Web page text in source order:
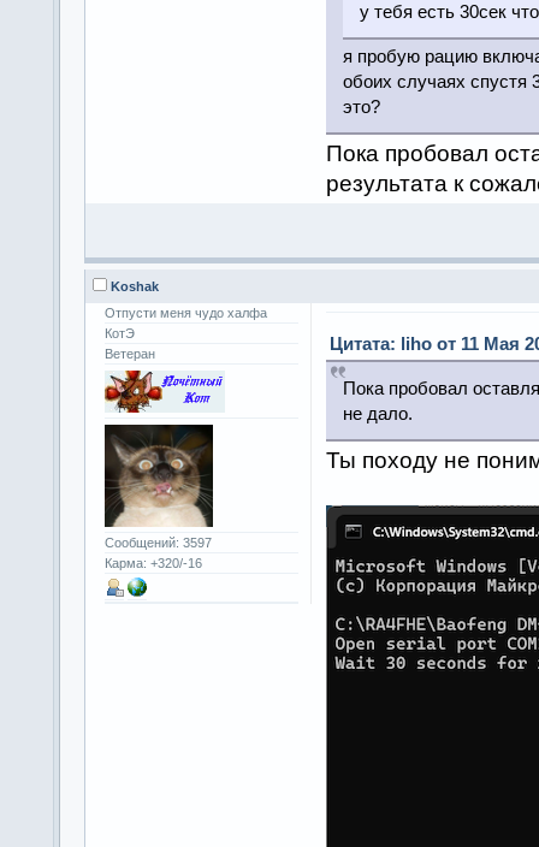
у тебя есть 30сек
я пробую рацию
обоих случаях спустя
это?
Пока пробовал
результата к
Koshak
Отпусти меня чудо халфа
КотЭ
Ветеран
Сообщений: 3597
Карма: +320/-16
Цитата: liho от 11 Мая
Пока пробовал
не дало.
Ты походу не